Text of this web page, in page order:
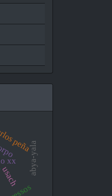
xx
peña
usach
abya-yala